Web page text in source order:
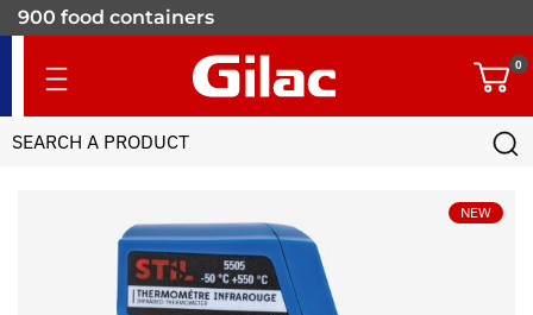
NEW
900 food containers
0